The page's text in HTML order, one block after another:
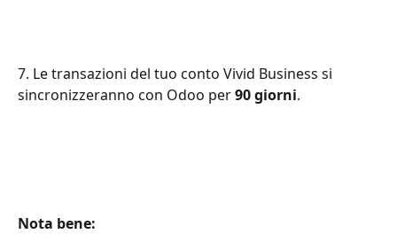
7. Le transazioni del tuo conto Vivid Business si
sincronizzeranno con Odoo per 90 giorni.
Nota bene: